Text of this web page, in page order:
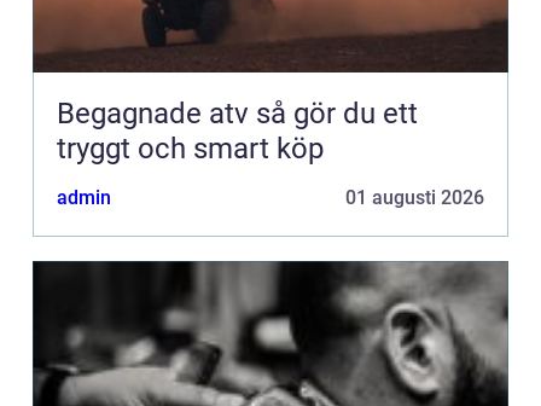
Begagnade atv så gör du ett
tryggt och smart köp
admin 01 augusti 2026